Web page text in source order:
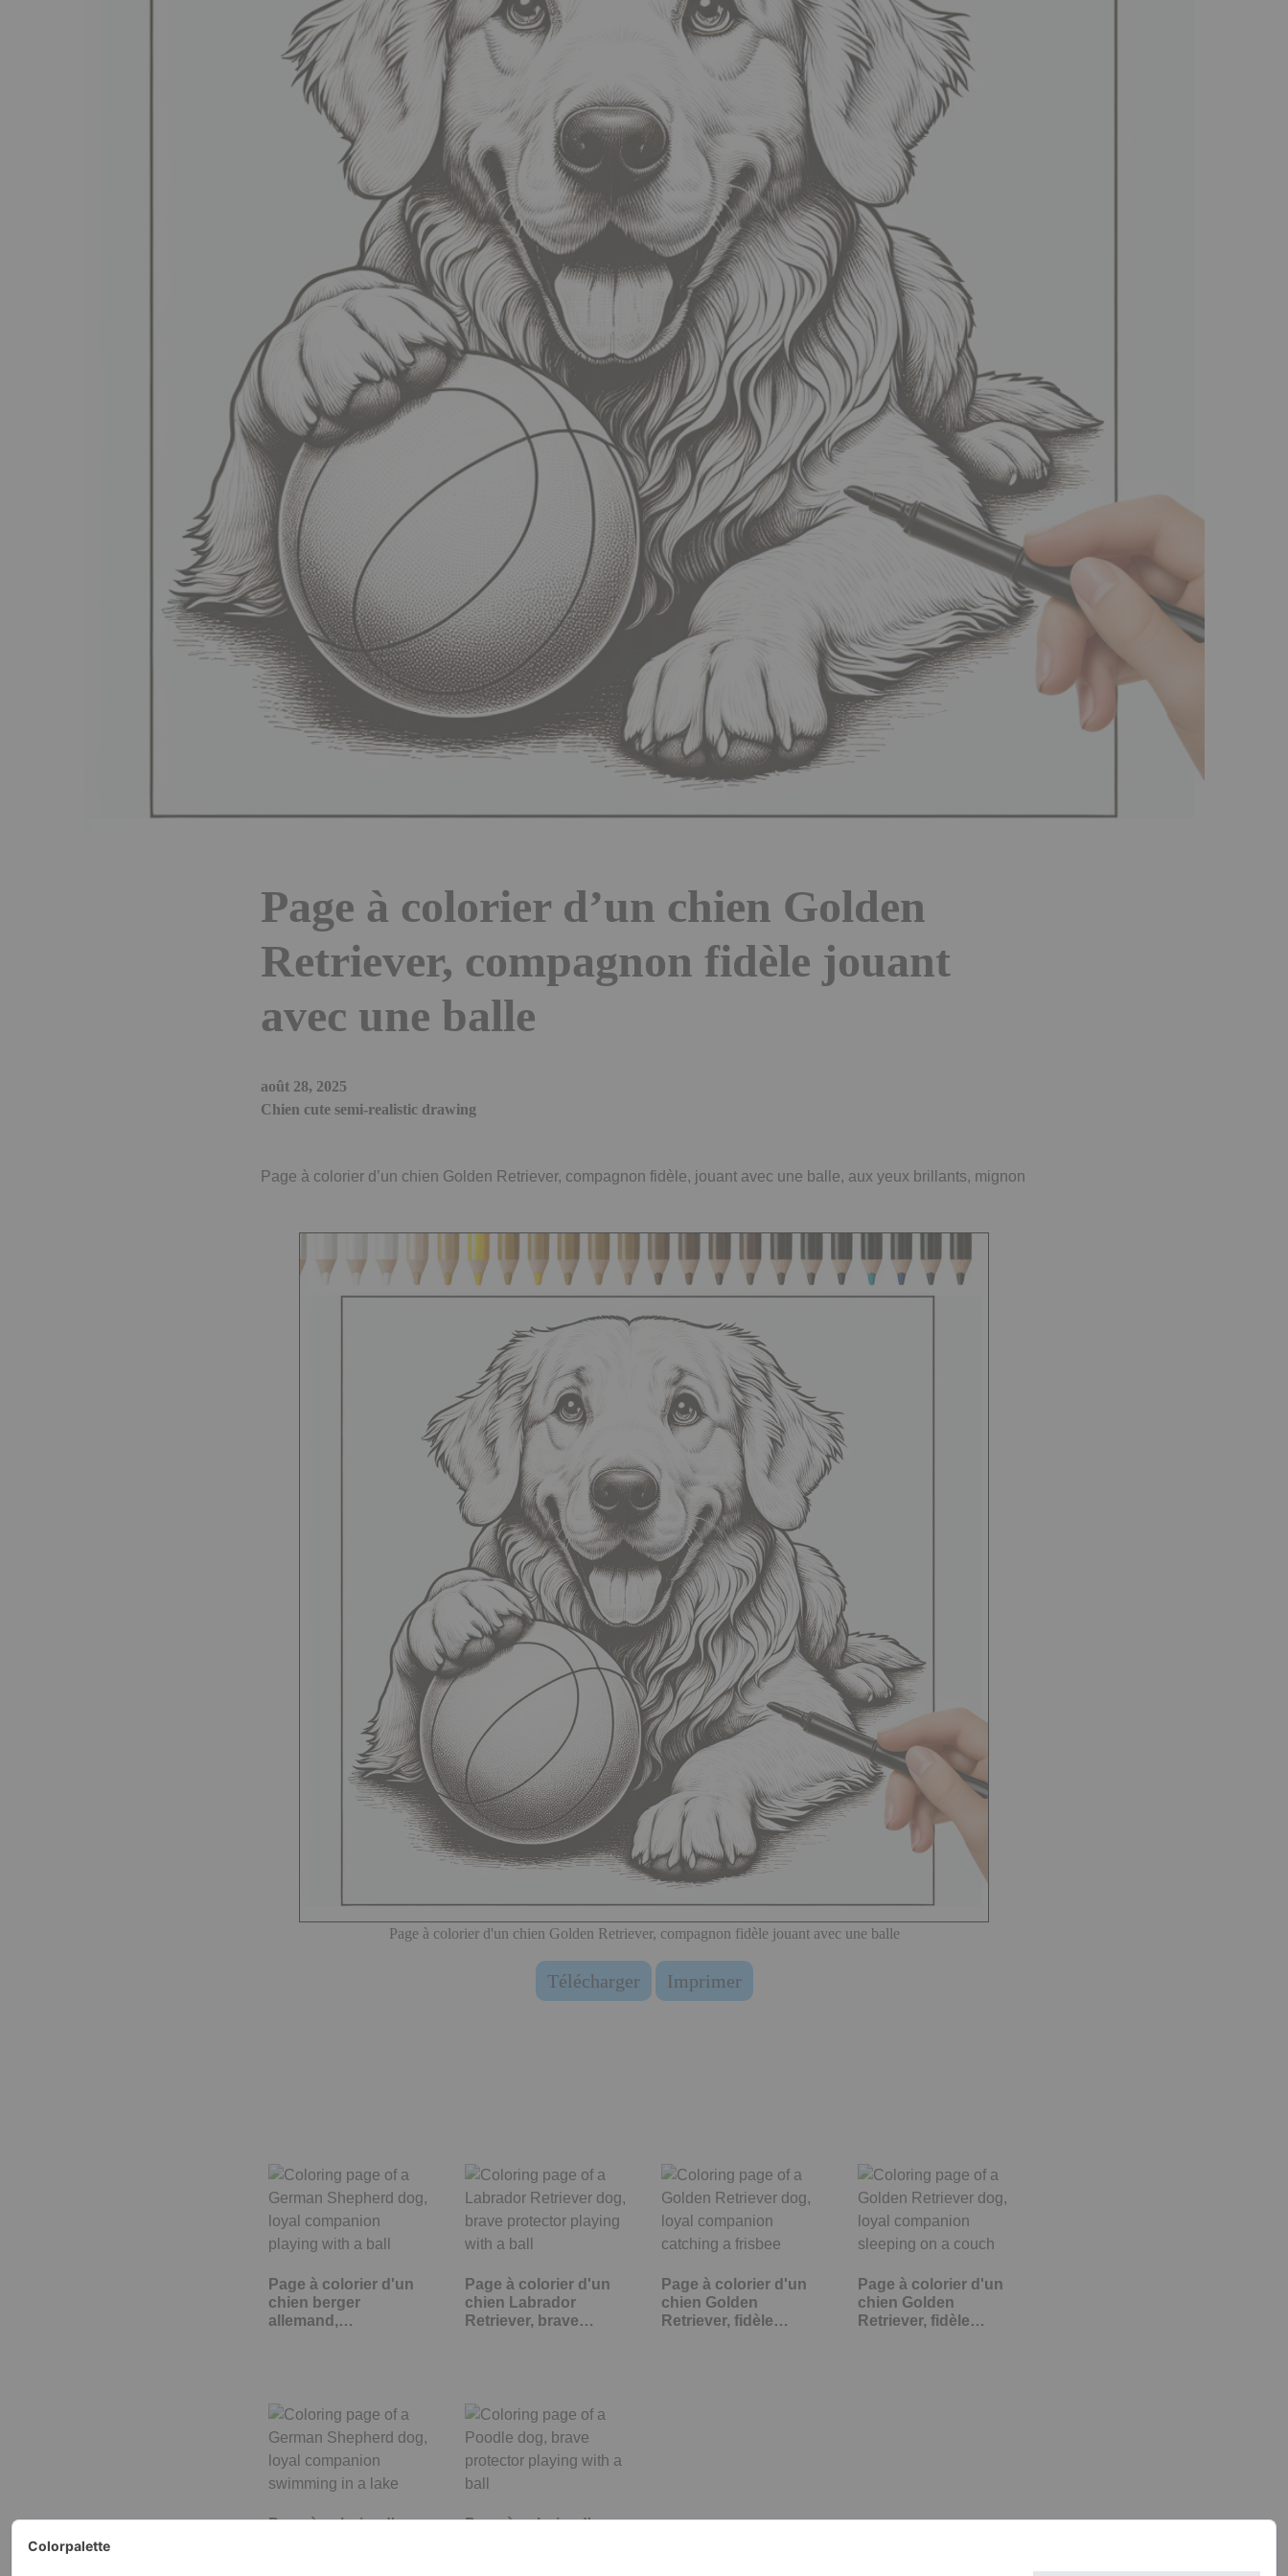
Page à colorier d’un chien Golden
Retriever, compagnon fidèle jouant
avec une balle
août 28, 2025
Chien cute semi-realistic drawing
Page à colorier d’un chien Golden Retriever, compagnon fidèle, jouant avec une balle, aux yeux brillants, mignon
Page à colorier d'un chien Golden Retriever, compagnon fidèle jouant avec une balle
Télécharger Imprimer
Page à colorier d'un
chien berger
allemand,…
Page à colorier d'un
chien Labrador
Retriever, brave…
Page à colorier d'un
chien Golden
Retriever, fidèle…
Page à colorier d'un
chien Golden
Retriever, fidèle…
Page à colorier d'un
Page à colorier d'un